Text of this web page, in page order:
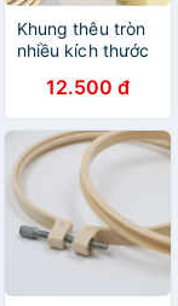
Khung thêu tròn
nhiều kích thước
12.500 đ